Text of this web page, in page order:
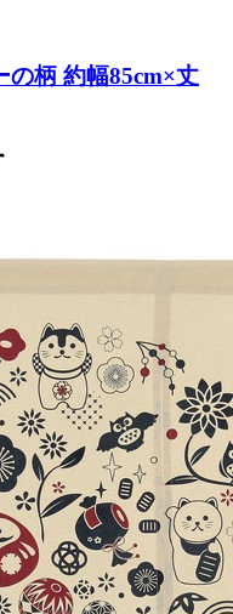
の柄 約幅85cm×丈